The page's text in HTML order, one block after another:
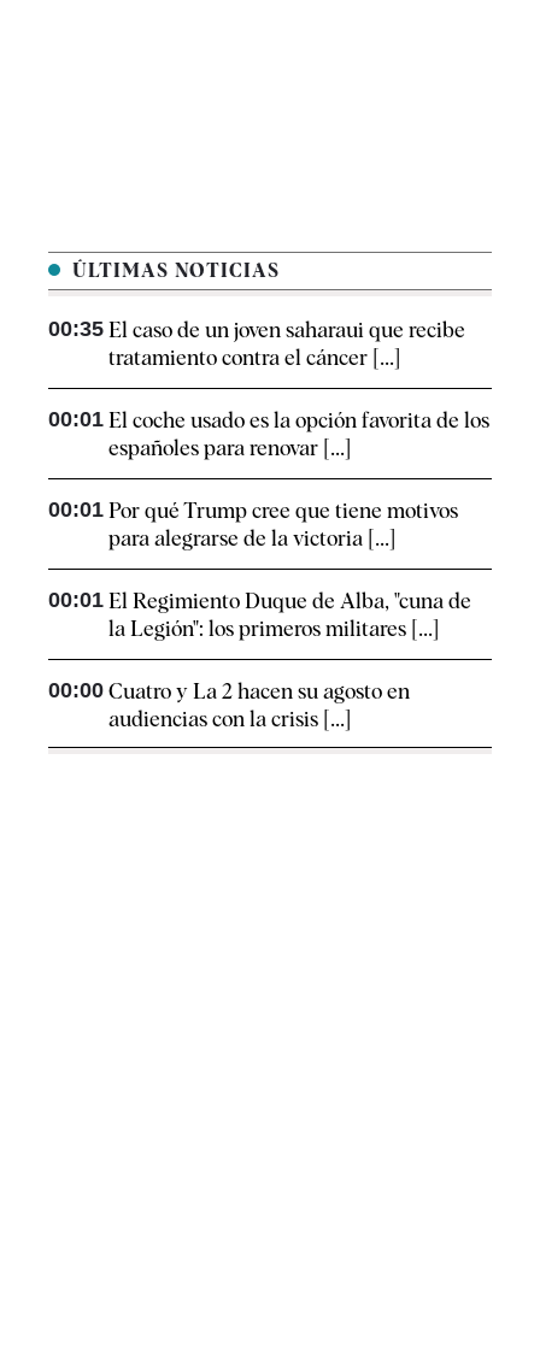
ÚLTIMAS NOTICIAS
00:35 El caso de un joven saharaui que recibe
tratamiento contra el cáncer [...]
00:01 El coche usado es la opción favorita de los
españoles para renovar [...]
00:01 Por qué Trump cree que tiene motivos
para alegrarse de la victoria [...]
00:01 El Regimiento Duque de Alba, "cuna de
la Legión": los primeros militares [...]
00:00 Cuatro y La 2 hacen su agosto en
audiencias con la crisis [...]